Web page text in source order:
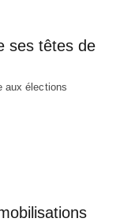
ses têtes de
aux élections